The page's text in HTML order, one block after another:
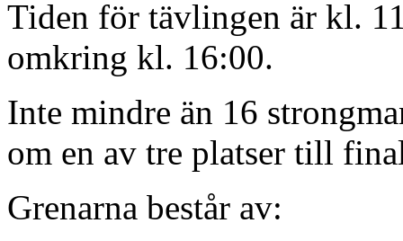
Tiden för tävlingen är kl.
omkring kl. 16:00.
Inte mindre än 16
om en av tre platser till
Grenarna består av: